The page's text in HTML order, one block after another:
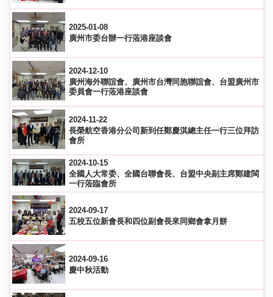
2025-01-08
廣州市委台辦一行蒞港座談會
2024-12-10
廣州海外聯誼會、廣州市台灣同胞聯誼會、台盟廣州市
委員會一行蒞港座談會
2024-11-22
長榮航空香港分公司新到任鄭慶淇總主任一行三位拜訪
會所
2024-10-15
全國人大常委、全國台聯會長、台盟中央副主席鄭建閩
一行蒞臨會所
2024-09-17
五校五位新會長和四位副會長來同鄉會拿月餅
2024-09-16
慶中秋活動